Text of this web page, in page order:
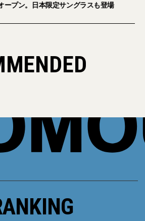
ープン。日本限定サングラスも登場